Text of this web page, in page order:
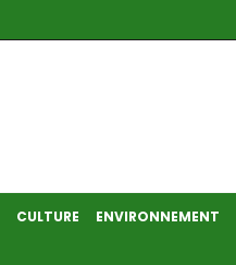
CULTURE ENVIRONNEMENT